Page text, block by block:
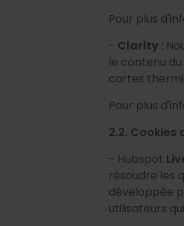
Pour plus
- Clarity :
le contenu
cartes
Pour plus
2.2. Cookies
- Hubspot
résoudre les
développée
utilisateurs